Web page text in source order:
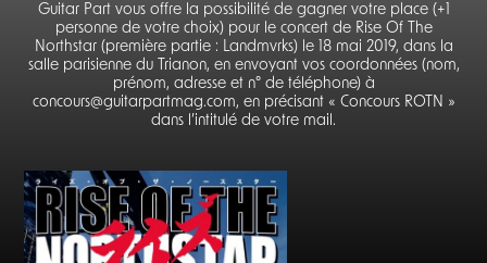
Guitar Part vous offre la possibilité de gagner votre place (+1
personne de votre choix) pour le concert de Rise Of The
Northstar (première partie : Landmvrks) le 18 mai 2019, dans la
salle parisienne du Trianon, en envoyant vos coordonnées (nom,
prénom, adresse et n° de téléphone) à
concours@guitarpartmag.com, en précisant « Concours ROTN »
dans l’intitulé de votre mail.